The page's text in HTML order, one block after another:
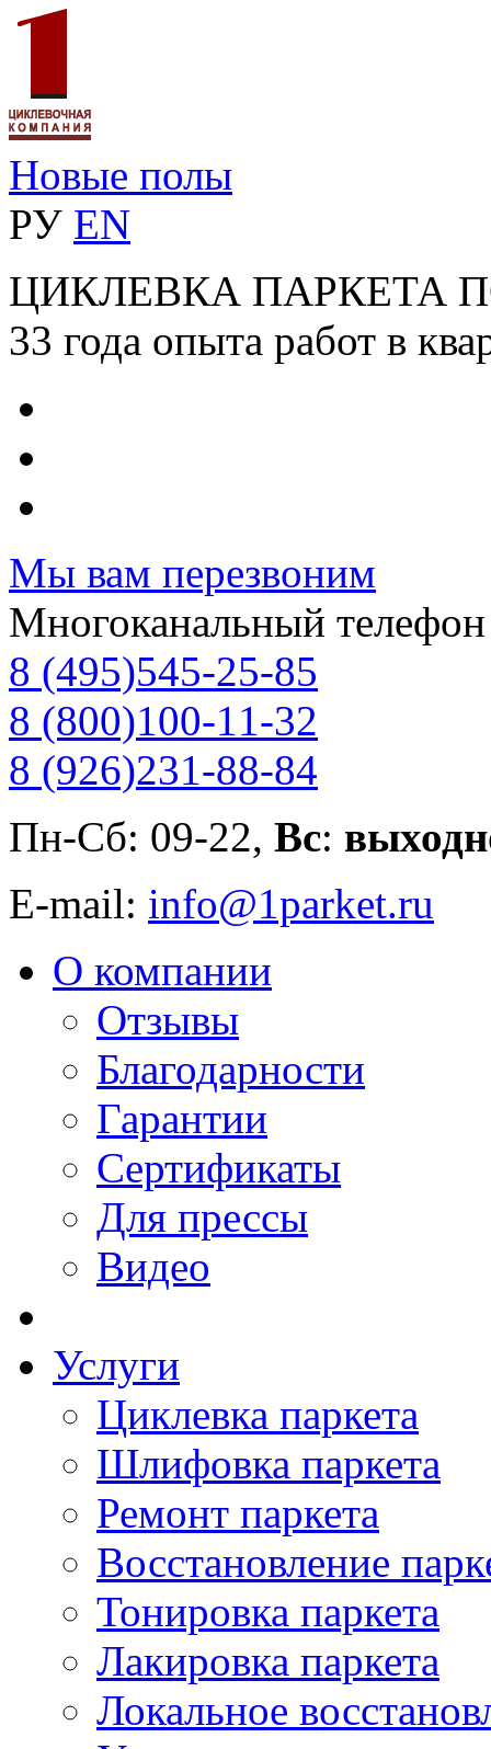
Новые полы
РУ EN
ЦИКЛЕВКА ПАРКЕТА
33 года опыта работ в
Мы вам перезвоним
Многоканальный телефон
8 (495)545-25-85
8 (800)100-11-32
8 (926)231-88-84
Пн-Сб: 09-22, Вс:
E-mail: info@1parket.ru
О компании
Отзывы
Благодарности
Гарантии
Сертификаты
Для прессы
Видео
Услуги
Циклевка паркета
Шлифовка паркета
Ремонт паркета
Восстановление
Тонировка паркета
Лакировка паркета
Локальное